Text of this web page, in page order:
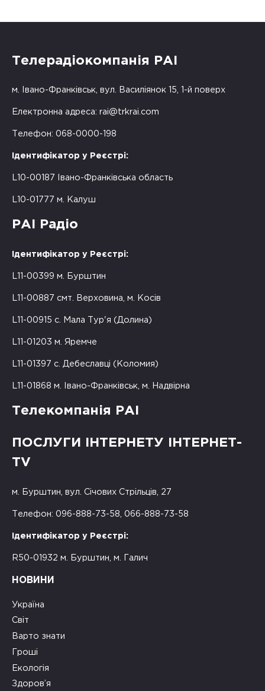
Телерадіокомпанія РАІ
м. Івано-Франківськ, вул. Василіянок 15, 1-й поверх
Електронна адреса: rai@trkrai.com
Телефон: 068-0000-198
Ідентифікатор у Реєстрі:
L10-00187 Івано-Франківська область
L10-01777 м. Калуш
РАІ Радіо
Ідентифікатор у Реєстрі:
L11-00399 м. Бурштин
L11-00887 смт. Верховина, м. Косів
L11-00915 с. Мала Тур'я (Долина)
L11-01203 м. Яремче
L11-01397 с. Дебеславці (Коломия)
L11-01868 м. Івано-Франківськ, м. Надвірна
Телекомпанія РАІ
ПОСЛУГИ ІНТЕРНЕТУ ІНТЕРНЕТ-
TV
м. Бурштин, вул. Січових Стрільців, 27
Телефон: 096-888-73-58, 066-888-73-58
Ідентифікатор у Реєстрі:
R50-01932 м. Бурштин, м. Галич
НОВИНИ
Україна
Світ
Варто знати
Гроші
Екологія
Здоров’я